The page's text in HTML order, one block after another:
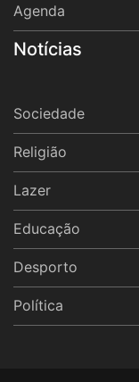
Agenda
Notícias
Sociedade
Religião
Lazer
Educação
Desporto
Política